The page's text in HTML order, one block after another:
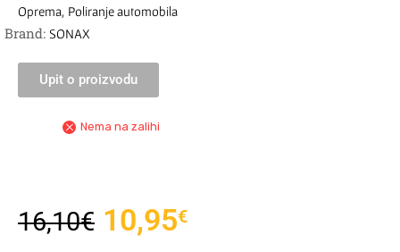
Oprema, Poliranje automobila
Brand: SONAX
Upit o proizvodu
Nema na zalihi
16,10€ 10,95€